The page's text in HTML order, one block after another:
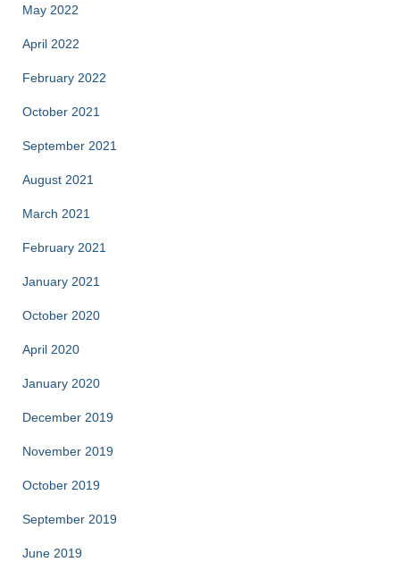
May 2022
April 2022
February 2022
October 2021
September 2021
August 2021
March 2021
February 2021
January 2021
October 2020
April 2020
January 2020
December 2019
November 2019
October 2019
September 2019
June 2019